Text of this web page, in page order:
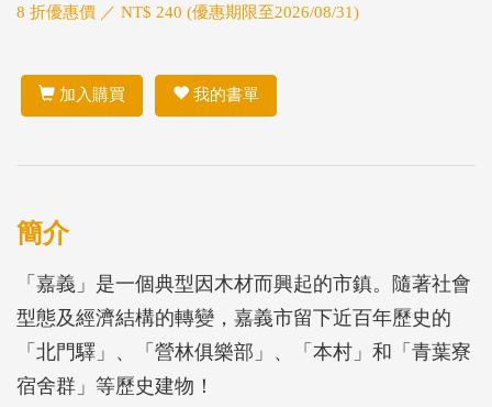
8 折優惠價 ／ NT$ 240 (優惠期限至2026/08/31)
加入購買 我的書單
簡介
「嘉義」是一個典型因木材而興起的市鎮。隨著社會
型態及經濟結構的轉變，嘉義市留下近百年歷史的
「北門驛」、「營林俱樂部」、「本村」和「青葉寮
宿舍群」等歷史建物！